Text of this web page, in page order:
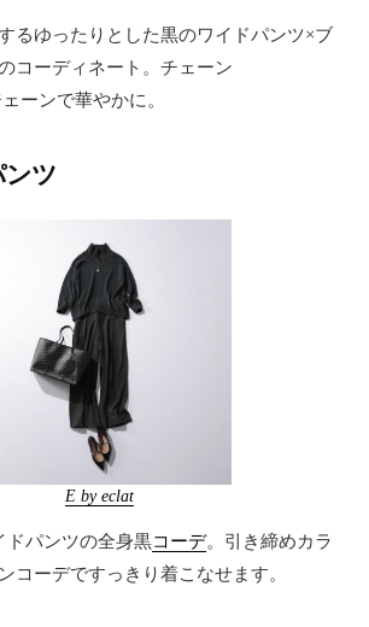
るゆったりとした黒のワイドパンツ×ブ
コーディネート。チェーン
ーンで華やかに。
ツ
E by eclat
ドパンツの全身黒コーデ。引き締めカラ
コーデですっきり着こなせます。